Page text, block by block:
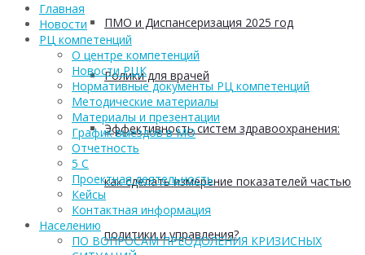
ПМО и Диспансеризация 2025 год
Ролики для врачей
Эффективность систем здравоохранения:
как сделать измерение показателей частью
политики и управления?
Главная
Новости
РЦ компетенций
О центре компетенций
Новости РЦК
Нормативные документы РЦ компетенций
Методические материалы
Материалы и презентации
График выездов в МО
Отчетность
5 С
Проектная деятельность
Кейсы
Контактная информация
Населению
ПО ВОПРОСАМ ПРЕОДОЛЕНИЯ КРИЗИСНЫХ